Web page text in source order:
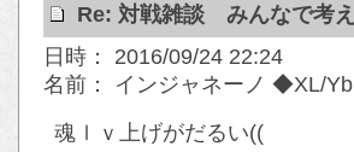
Re: 対戦雑談 みんなで考
日時： 2016/09/24 22:24
名前： インジャネーノ ◆XL/
魂ｌｖ上げがだるい((